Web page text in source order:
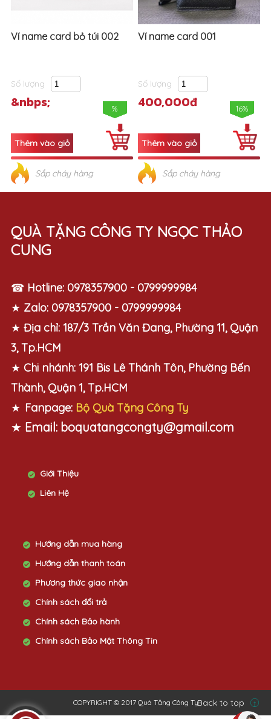
Ví name card bỏ túi 002
Số lượng
&nbps; %
Sắp cháy hàng
Ví name card 001
Số lượng
400,000đ 16%
Sắp cháy hàng
QUÀ TẶNG CÔNG TY NGỌC THẢO
CUNG
☎ Hotline: 0978357900 - 0799999984
★ Zalo: 0978357900 - 0799999984
★ Địa chỉ: 187/3 Trần Văn Đang, Phường 11, Quận
3, Tp.HCM
★ Chi nhánh: 191 Bis Lê Thánh Tôn, Phường Bến
Thành, Quận 1, Tp.HCM
★ Fanpage: Bộ Quà Tặng Công Ty
★ Email: boquatangcongty@gmail.com
Giới Thiệu
Liên Hệ
Hướng dẫn mua hàng
Hướng dẫn thanh toán
Phương thức giao nhận
Chính sách đổi trả
Chính sách Bảo hành
Chính sách Bảo Mật Thông Tin
COPYRIGHT © 2017 Quà Tặng Công TyBack to top